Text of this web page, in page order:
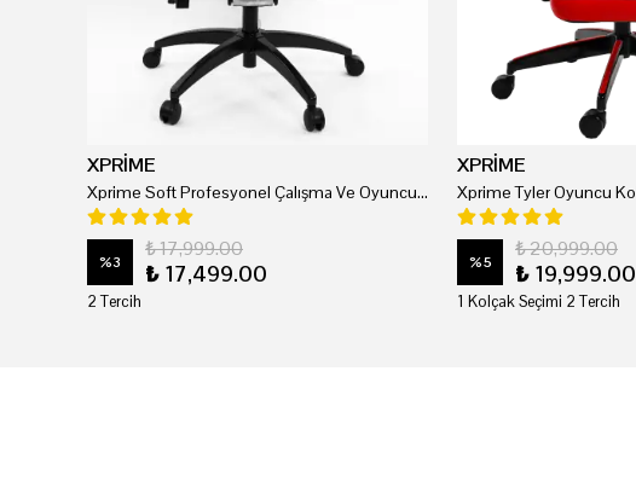
XPRİME
Xprime Soft Profesyonel Çalışma Ve Oyuncu Koltuğu
%3
₺ 17,999.00
₺ 17,499.00
2 Tercih
XPRİME
%5
₺ 20,999.00
₺ 19,999.00
1 Kolçak Seçimi 2 Tercih